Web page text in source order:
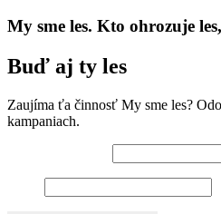
My sme les. Kto ohrozuje
Buď aj ty les
Zaujíma ťa činnosť My sme les?
kampaniach.